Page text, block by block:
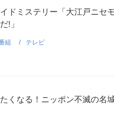
ドミステリー「大江戸ニセ
!」
組 テレビ
くなる！ニッポン不滅の名